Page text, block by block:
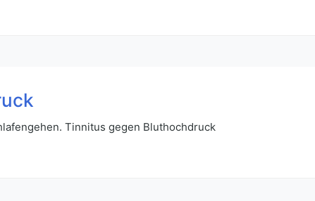
Tinnitus gegen Bluthochdruck